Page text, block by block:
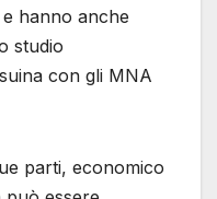
hanno anche
studio
con gli MNA
parti, economico